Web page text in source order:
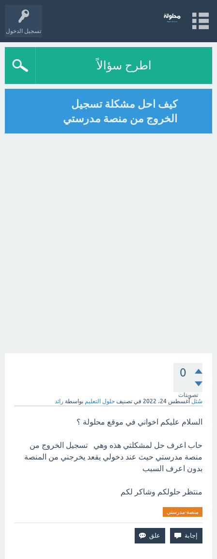
تسجيل الدخول
اطرح سؤالاً
كيف احل مشكلة تسجيل
الخروج من منصة مدرستي
0
تصويتات
سُئل أغسطس 24، 2022 في تصنيف حلول التعليم بواسطة رائد
السلام عليكم اخواني في موقع محلولة ؟
حاب اعرف حل لمشكلتي هذه وهي تسجيل الخروج من
منصة مدرستي حيث عند دخولي يقعد يخرجني من المنصة
بدون اعرف السبب
منتظر حلولكم وشاكر لكم
منصة-مدرستي